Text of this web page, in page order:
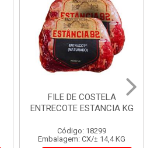
FILE DE COSTELA
ENTRECOTE ESTANCIA KG
Código: 18299
Embalagem: CX/± 14,4 KG